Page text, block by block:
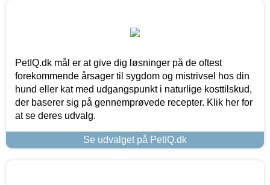
PetIQ.dk mål er at give dig løsninger på de oftest
forekommende årsager til sygdom og mistrivsel hos din
hund eller kat med udgangspunkt i naturlige kosttilskud,
der baserer sig på gennemprøvede recepter. Klik her for
at se deres udvalg.
Se udvalget på PetIQ.dk